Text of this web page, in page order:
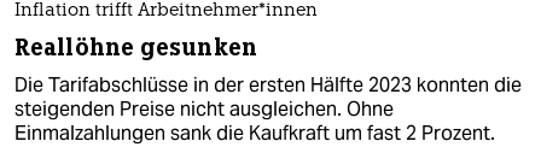
Inflation trifft Ar­beit­neh­me­r*in­nen
Reallöhne gesunken
Die Tarifabschlüsse in der ersten Hälfte 2023 konnten die
steigenden Preise nicht ausgleichen. Ohne
Einmalzahlungen sank die Kaufkraft um fast 2 Prozent.